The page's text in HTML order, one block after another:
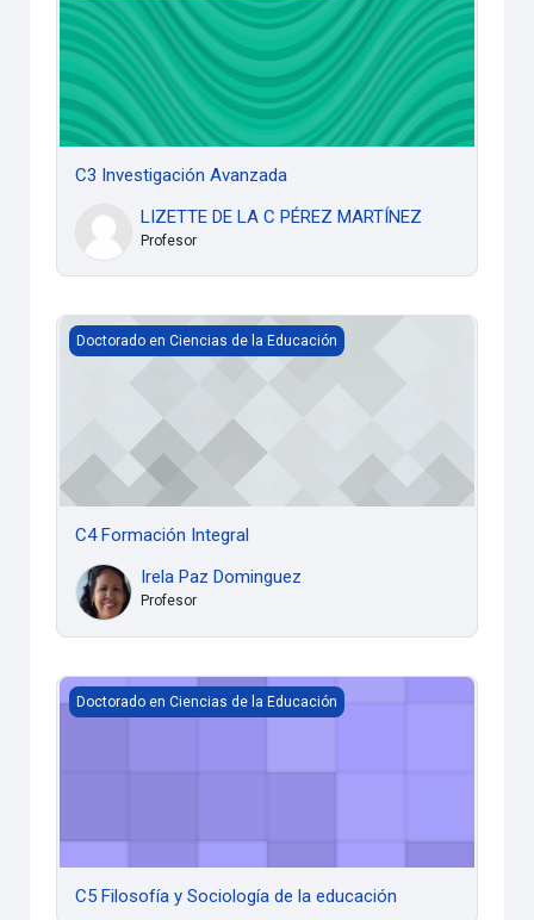
C3 Investigación Avanzada
LIZETTE DE LA C PÉREZ MARTÍNEZ
Profesor
C4 Formación Integral
Doctorado en Ciencias de la Educación
C4 Formación Integral
Irela Paz Dominguez
Profesor
C5 Filosofía y Sociología de la educación
Doctorado en Ciencias de la Educación
C5 Filosofía y Sociología de la educación